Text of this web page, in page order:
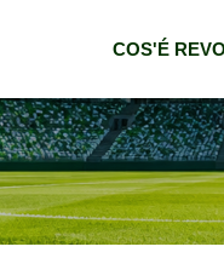
COS'É REVO